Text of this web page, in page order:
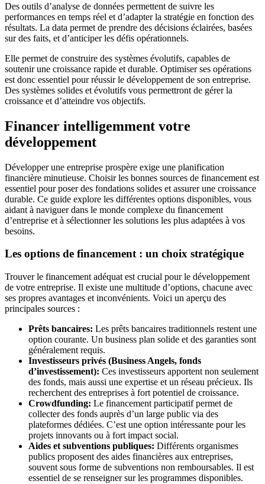
Des outils d’analyse de données permettent de suivre les
performances en temps réel et d’adapter la stratégie en fonction des
résultats. La data permet de prendre des décisions éclairées, basées
sur des faits, et d’anticiper les défis opérationnels.
Elle permet de construire des systèmes évolutifs, capables de
soutenir une croissance rapide et durable. Optimiser ses opérations
est donc essentiel pour réussir le développement de son entreprise.
Des systèmes solides et évolutifs vous permettront de gérer la
croissance et d’atteindre vos objectifs.
Financer intelligemment votre
développement
Développer une entreprise prospère exige une planification
financière minutieuse. Choisir les bonnes sources de financement est
essentiel pour poser des fondations solides et assurer une croissance
durable. Ce guide explore les différentes options disponibles, vous
aidant à naviguer dans le monde complexe du financement
d’entreprise et à sélectionner les solutions les plus adaptées à vos
besoins.
Les options de financement : un choix stratégique
Trouver le financement adéquat est crucial pour le développement
de votre entreprise. Il existe une multitude d’options, chacune avec
ses propres avantages et inconvénients. Voici un aperçu des
principales sources :
Prêts bancaires: Les prêts bancaires traditionnels restent une
option courante. Un business plan solide et des garanties sont
généralement requis.
Investisseurs privés (Business Angels, fonds
d’investissement): Ces investisseurs apportent non seulement
des fonds, mais aussi une expertise et un réseau précieux. Ils
recherchent des entreprises à fort potentiel de croissance.
Crowdfunding: Le financement participatif permet de
collecter des fonds auprès d’un large public via des
plateformes dédiées. C’est une option intéressante pour les
projets innovants ou à fort impact social.
Aides et subventions publiques: Différents organismes
publics proposent des aides financières aux entreprises,
souvent sous forme de subventions non remboursables. Il est
essentiel de se renseigner sur les programmes disponibles.